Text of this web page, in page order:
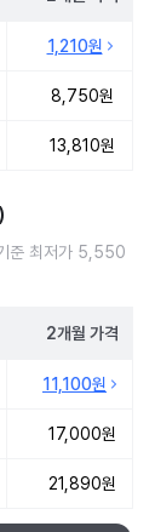
1,210원
8,750원
13,810원
준 최저가 5,550
2개월 가격
11,100원
17,000원
21,890원